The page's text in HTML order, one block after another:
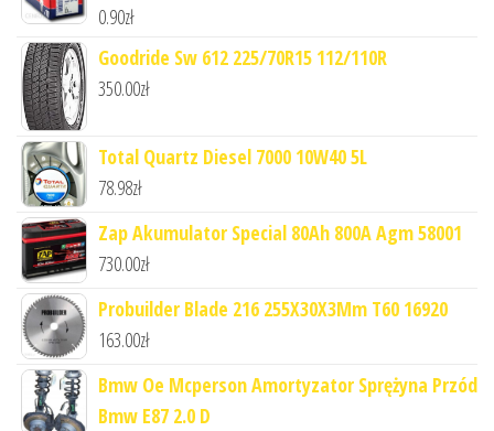
0.90zł
Goodride Sw 612 225/70R15 112/110R
350.00zł
Total Quartz Diesel 7000 10W40 5L
78.98zł
Zap Akumulator Special 80Ah 800A Agm 58001
730.00zł
Probuilder Blade 216 255X30X3Mm T60 16920
163.00zł
Bmw Oe Mcperson Amortyzator Sprężyna Przód
Bmw E87 2.0 D